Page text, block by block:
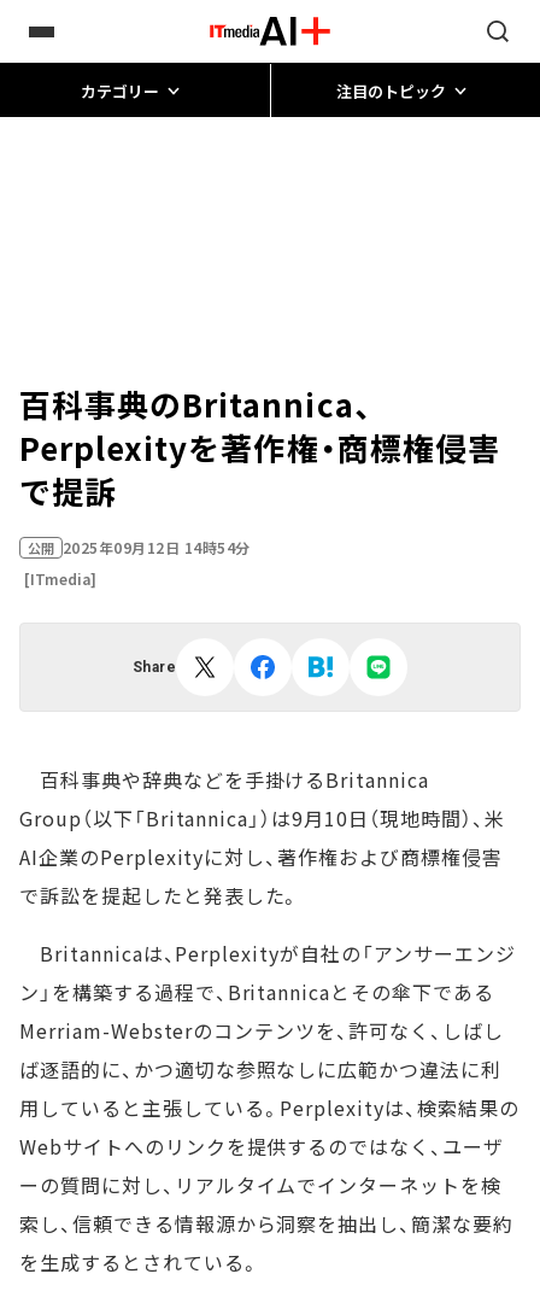
カテゴリー 注目のトピック
百科事典のBritannica、
Perplexityを著作権・商標権侵害
で提訴
公開 2025年09月12日 14時54分
[ITmedia]
Share
百科事典や辞典などを手掛けるBritannica
Group（以下「Britannica」）は9月10日（現地時間）、米
AI企業のPerplexityに対し、著作権および商標権侵害
で訴訟を提起したと発表した。
Britannicaは、Perplexityが自社の「アンサーエンジ
ン」を構築する過程で、Britannicaとその傘下である
Merriam-Websterのコンテンツを、許可なく、しばし
ば逐語的に、かつ適切な参照なしに広範かつ違法に利
用していると主張している。Perplexityは、検索結果の
Webサイトへのリンクを提供するのではなく、ユーザ
ーの質問に対し、リアルタイムでインターネットを検
索し、信頼できる情報源から洞察を抽出し、簡潔な要約
を生成するとされている。